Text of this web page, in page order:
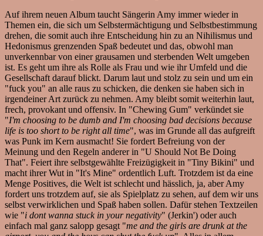
Auf ihrem neuen Album taucht Sängerin Amy immer wieder in
Themen ein, die sich um Selbstermächtigung und Selbstbestimmung
drehen, die somit auch ihre Entscheidung hin zu an Nihilismus und
Hedonismus grenzenden Spaß bedeutet und das, obwohl man
unverkennbar von einer grausamen und sterbenden Welt umgeben
ist. Es geht um ihre als Rolle als Frau und wie ihr Umfeld und die
Gesellschaft darauf blickt. Darum laut und stolz zu sein und um ein
"fuck you" an alle raus zu schicken, die denken sie haben sich in
irgendeiner Art zurück zu nehmen. Amy bleibt somit weiterhin laut,
frech, provokant und offensiv. In "Chewing Gum" verkündet sie
"I'm choosing to be dumb and I'm choosing bad decisions because
life is too short to be right all time", was im Grunde all das aufgreift
was Punk im Kern ausmacht! Sie fordert Befreiung von der
Meinung und den Regeln anderer in "U Should Not Be Doing
That". Feiert ihre selbstgewählte Freizügigkeit in "Tiny Bikini" und
macht ihrer Wut in "It's Mine" ordentlich Luft. Trotzdem ist da eine
Menge Positives, die Welt ist schlecht und hässlich, ja, aber Amy
fordert uns trotzdem auf, sie als Spielplatz zu sehen, auf dem wir uns
selbst verwirklichen und Spaß haben sollen. Dafür stehen Textzeilen
wie "i dont wanna stuck in your negativity" (Jerkin') oder auch
einfach mal ganz salopp gesagt "me and the girls are drunk at the